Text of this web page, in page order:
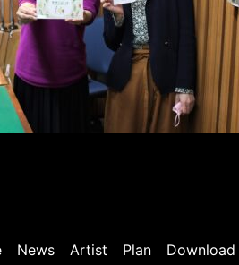
News Artist Plan Download